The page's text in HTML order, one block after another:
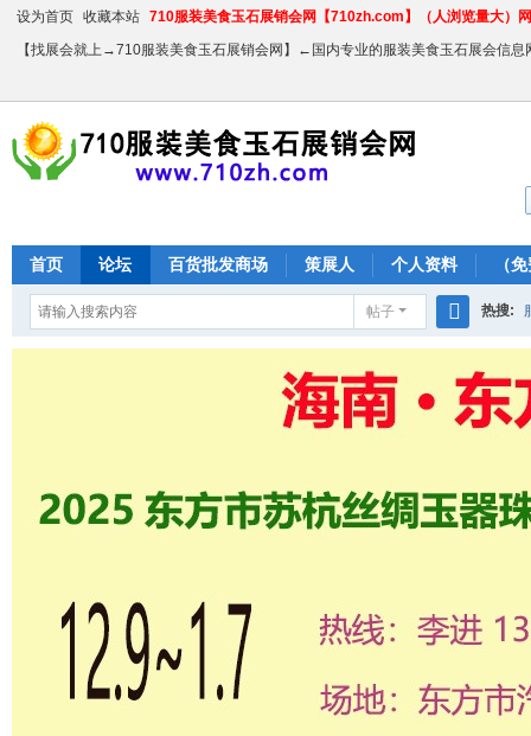
设为首页 收藏本站 710服装美食玉石展销会网【710zh.com】（人浏览量大）
【找展会就上→710服装美食玉石展销会网】←国内专业的服装美食玉石展会信息
首页 论坛 百货批发商场 策展人 个人资料 （
帖子
搜
索
热搜: